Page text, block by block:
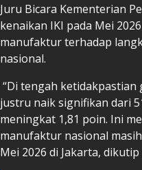
Juru Bicara Kementerian
kenaikan IKI pada Mei
manufaktur terhadap
nasional.
“Di tengah ketidakpastian
justru naik signifikan dari
meningkat 1,81 poin. Ini
manufaktur nasional
Mei 2026 di Jakarta,